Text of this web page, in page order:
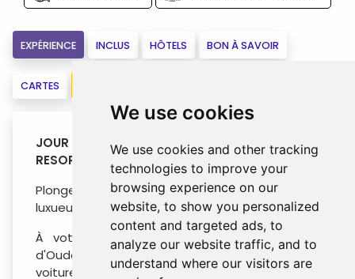
We use cookies
We use cookies and other tracking
technologies to improve your
browsing experience on our
website, to show you personalized
content and targeted ads, to
analyze our website traffic, and to
understand where our visitors are
EXPÉRIENCE INCLUS HÔTELS BON À SAVOIR
CARTES
JOUR 1 : OUDOMXAY – NAM KAT YORLA PA
RESORT
Plongez directement dans la nature sereine au
luxueux Nam Kat Yorla Pa Resort.
À votre arrivée dans la luxuriante province
d'Oudomxay, par avion depuis Vientiane, en
voiture depuis Dien Bien Phu ou Luang Prabang,